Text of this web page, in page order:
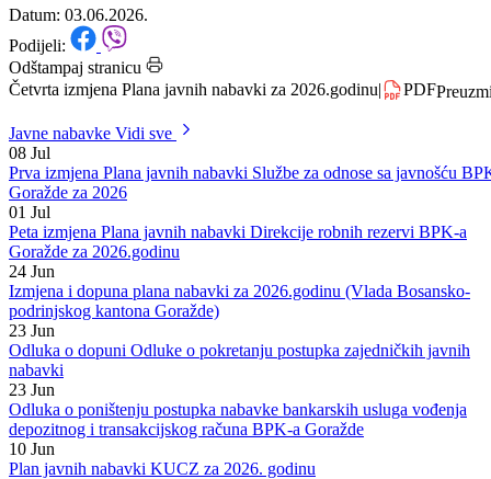
za 2026.godinu
Datum: 03.06.2026.
Odštampaj stranicu
Četvrta izmjena Plana javnih nabavki za 2026.godinu
Javne nabavkeVidi sve
08 Jul
Prva izmjena Plana javnih nabavki Službe za odnose sa javnošću
Goražde za 2026
01 Jul
Peta izmjena Plana javnih nabavki Direkcije robnih rezervi BPK-a
Goražde za 2026.godinu
24 Jun
Izmjena i dopuna plana nabavki za 2026.godinu (Vlada Bosansko-
podrinjskog kantona Goražde)
23 Jun
Odluka o dopuni Odluke o pokretanju postupka zajedničkih javnih
nabavki
23 Jun
Odluka o poništenju postupka nabavke bankarskih usluga vođenja